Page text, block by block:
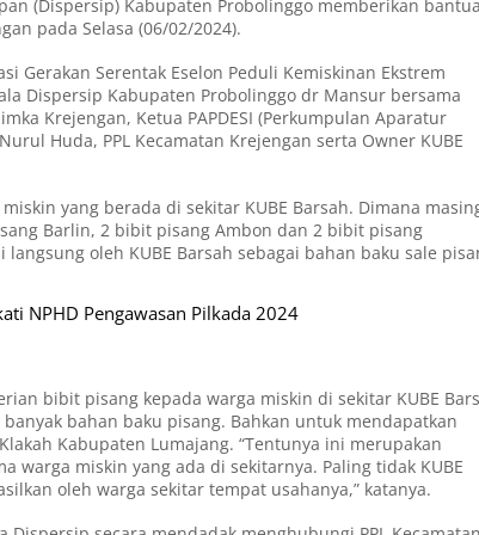
(Dispersip) Kabupaten Probolinggo memberikan
pada Selasa (06/02/2024).
Gerakan Serentak Eselon Peduli Kemiskinan Ekstrem
Dispersip Kabupaten Probolinggo dr Mansur bersama
Krejengan, Ketua PAPDESI (Perkumpulan Aparatur
Huda, PPL Kecamatan Krejengan serta Owner KUBE
yang berada di sekitar KUBE Barsah. Dimana
Barlin, 2 bibit pisang Ambon dan 2 bibit pisang
oleh KUBE Barsah sebagai bahan baku sale
NPHD Pengawasan Pilkada 2024
bibit pisang kepada warga miskin di sekitar KUBE
bahan baku pisang. Bahkan untuk mendapatkan
Kabupaten Lumajang. “Tentunya ini merupakan
miskin yang ada di sekitarnya. Paling tidak KUBE
oleh warga sekitar tempat usahanya,” katanya.